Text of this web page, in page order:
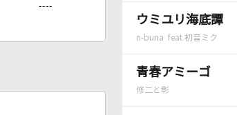
ウミユリ海底譚
n-buna feat.初音ミク
青春アミーゴ
修二と彰
----